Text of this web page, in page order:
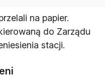
na papier.
do Zarządu
stacji.